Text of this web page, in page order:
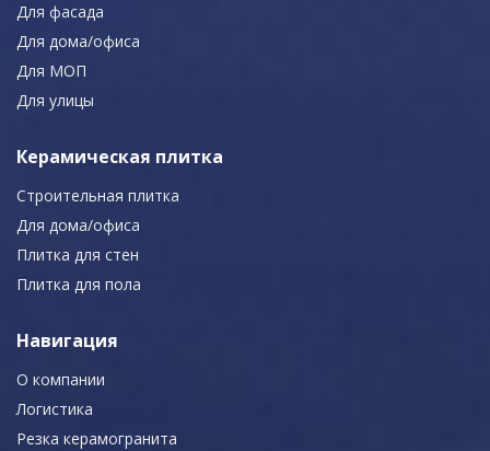
Для фасада
Для дома/офиса
Для МОП
Для улицы
Керамическая плитка
Строительная плитка
Для дома/офиса
Плитка для стен
Плитка для пола
Навигация
О компании
Логистика
Резка керамогранита